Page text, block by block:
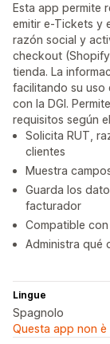
Esta app permite
emitir e-Tickets y
razón social y
checkout
tienda. La
facilitando su uso
con la DGI.
requisitos según
Solicita RUT,
clientes
Muestra
Guarda los
facturador
Compatible
Administra qué
Lingue
Spagnolo
Questa app non